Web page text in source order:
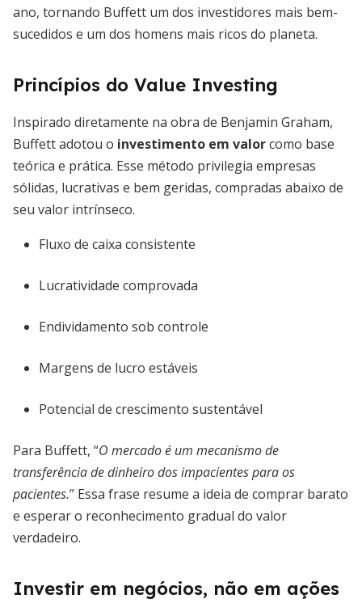
ano, tornando Buffett um dos investidores mais bem-
sucedidos e um dos homens mais ricos do planeta.
Princípios do Value Investing
Inspirado diretamente na obra de Benjamin Graham,
Buffett adotou o investimento em valorcomo base
teórica e prática. Esse método privilegia empresas
sólidas, lucrativas e bem geridas, compradas abaixo de
seu valor intrínseco.
Fluxo de caixa consistente
Lucratividade comprovada
Endividamento sob controle
Margens de lucro estáveis
Potencial de crescimento sustentável
Para Buffett, “O mercado é um mecanismo de
transferência de dinheiro dos impacientes para os
pacientes.” Essa frase resume a ideia de comprar barato
e esperar o reconhecimento gradual do valor
verdadeiro.
Investir em negócios, não em ações